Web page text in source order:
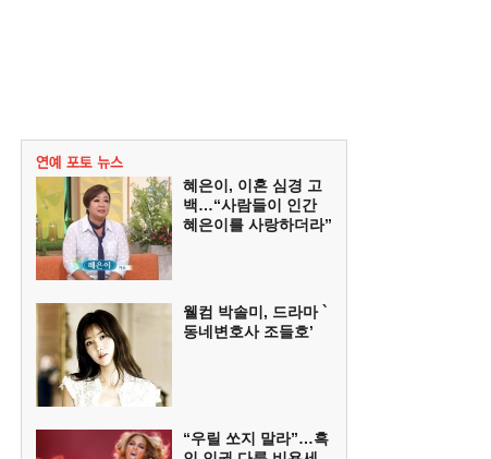
혜은이, 이혼 심경 고
백…“사람들이 인간
혜은이를 사랑하더라”
웰컴 박솔미, 드라마 `
동네변호사 조들호’
“우릴 쏘지 말라”…흑